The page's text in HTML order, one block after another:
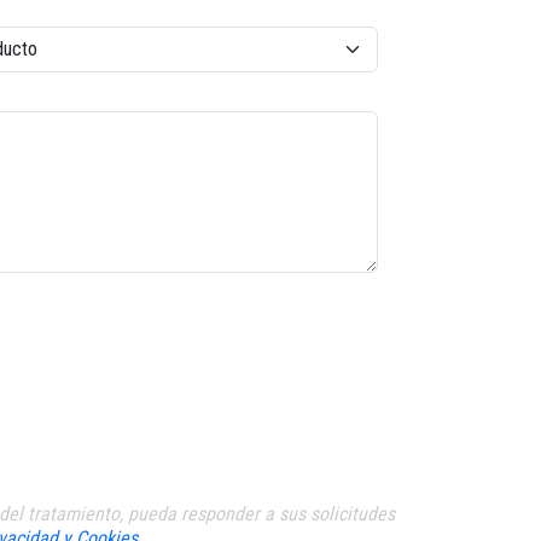
tratamiento, pueda responder a sus solicitudes